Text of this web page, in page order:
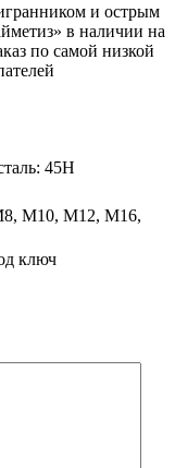
и острым
в наличии на
по самой низкой
45H
М10, М12, М16,
ключ